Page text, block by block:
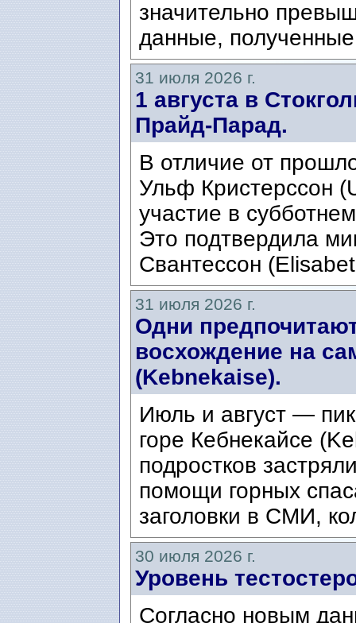
значительно
данные,
31 июля 2026 г.
1 августа в
Прайд-Парад.
В отличие от
Ульф Кристерссон
участие в
Это подтвердила
Свантессон
31 июля 2026 г.
Одни
восхождение на
(Kebnekaise).
Июль и август — пик
горе Кебнекайсе
подростков
помощи горных
заголовки в СМИ,
30 июля 2026 г.
Уровень
Согласно новым